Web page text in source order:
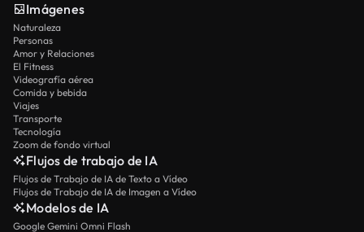
Imágenes
Naturaleza
Personas
Amor y Relaciones
El Fitness
Videografía aérea
Comida y bebida
Viajes
Transporte
Tecnología
Zoom de fondo virtual
Flujos de trabajo de IA
Flujos de Trabajo de IA de Texto a Vídeo
Flujos de Trabajo de IA de Imagen a Vídeo
Modelos de IA
Google Gemini Omni Flash